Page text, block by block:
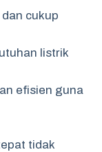
cukup
listrik
efisien guna
tidak